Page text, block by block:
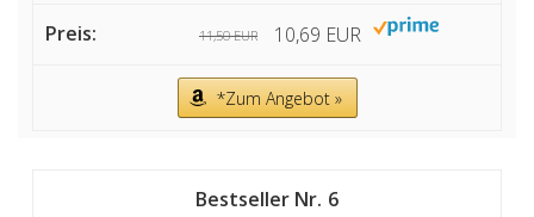
11,50 EUR 10,69 EUR
*Zum Angebot »
6